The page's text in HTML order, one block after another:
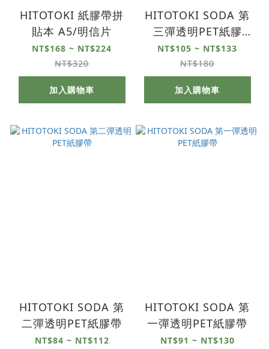
HITOTOKI 紙膠帶拼
貼本 A5/明信片
NT$168 ~ NT$224
NT$320
加入購物車
HITOTOKI SODA 第
三彈透明PET紙膠
帶！！ 百色精選15款
NT$105 ~ NT$133
NT$180
加入購物車
HITOTOKI SODA 第
二彈透明PET紙膠帶
NT$84 ~ NT$112
HITOTOKI SODA 第
一彈透明PET紙膠帶
NT$91 ~ NT$130